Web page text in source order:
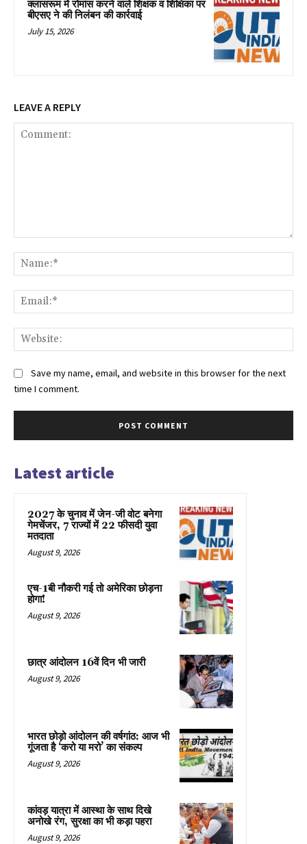
क्लासरूम में रोमांस करने वाले शिक्षक व शिक्षिका पर
बीएसए ने की निलंबन की कार्रवाई
July 15, 2026
LEAVE A REPLY
Save my name, email, and website in this browser for the next
time I comment.
Latest article
2027 के चुनाव में जेन-जी वोट बनेगा
गेमचेंजर, 7 राज्यों में 22 फीसदी युवा
मतदाता
August 9, 2026
एच-1बी नौकरी गई तो अमेरिका छोड़ना
होगा!
August 9, 2026
छात्र आंदोलन 16वें दिन भी जारी
August 9, 2026
भारत छोड़ो आंदोलन की वर्षगांठ: आज भी
गूंजता है ‘करो या मरो’ का संकल्प
August 9, 2026
कांवड़ यात्रा में आस्था के साथ दिखे
अनोखे रंग, सुरक्षा का भी कड़ा पहरा
August 9, 2026